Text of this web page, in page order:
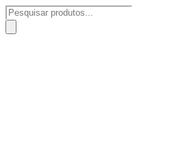
Pesquisar
produtos